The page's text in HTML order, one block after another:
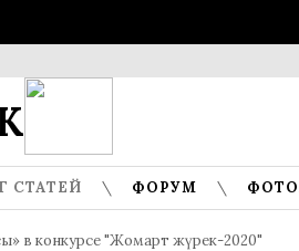
СТАТЕЙ ФОРУМ
в конкурсе "Жомарт жүрек-2020"